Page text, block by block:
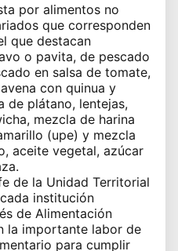
por alimentos no
que corresponden
que destacan
o pavita, de pescado
en salsa de tomate,
con quinua y
de plátano, lentejas,
mezcla de harina
(upe) y mezcla
aceite vegetal, azúcar
de la Unidad Territorial
institución
de Alimentación
la importante labor de
para cumplir